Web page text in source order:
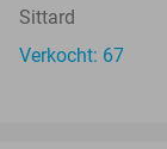
Sittard
Verkocht: 67